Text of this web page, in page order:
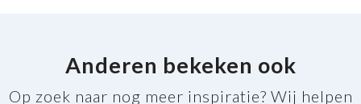
Anderen bekeken ook
Op zoek naar nog meer inspiratie? Wij helpen